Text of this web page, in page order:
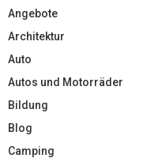
Angebote
Architektur
Auto
Autos und Motorräder
Bildung
Blog
Camping